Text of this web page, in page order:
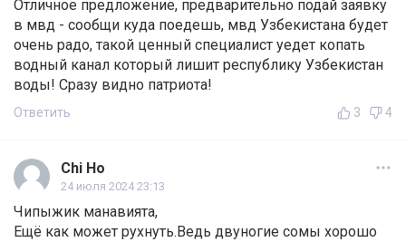
Отличное предложение, предварительно подай заявку
в мвд - сообщи куда поедешь, мвд Узбекистана будет
очень радо, такой ценный специалист уедет копать
водный канал который лишит республику Узбекистан
воды! Сразу видно патриота!
Ответить 3 4
Chi Ho
24 июля 2024 23:13
Чипыжик манавията,
Ещё как может рухнуть.Ведь двуногие сомы хорошо